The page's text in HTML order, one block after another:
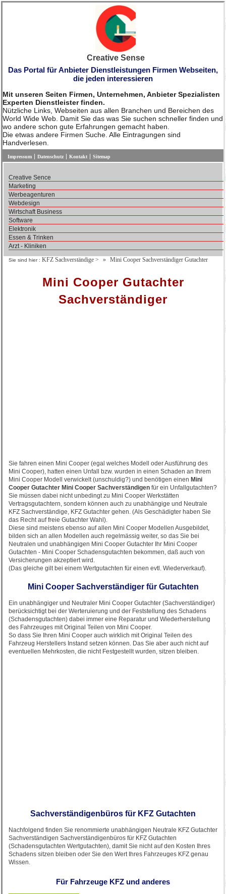
Creative Sense
Das Portal für Anbieter Dienstleistungen Firmen Webseiten,
die jeden interessieren
Mit unseren Seiten Firmen, Unternehmen, Anbieter Spezialisten
Experten Dienstleister finden.
Nützliche Links, Webseiten aus allen Branchen und Bereichen des
World Wide Web. Damit Sie das was Sie suchen schneller finden und
wo andere schon gute Erfahrungen gemacht haben.
Die etwas andere Firmen Suche. Alle Eintragungen sind
Handverlesen.
Impressum Datenschutz Kontakt Sitemap
Creative Sence
Marketing
Werbeagenturen
Webdesign
Wirtschaft Business
Software
Elektronik
Essen & Trinken
Arzt - Kliniken
Sie sind hier : KFZ Sachverständige > Mini Cooper Sachverständiger Gutachter
Mini Cooper Gutachter
Sachverständiger
Sie fahren einen Mini Cooper (egal welches Modell oder Ausführung des
Mini Cooper), hatten einen Unfall bzw. wurden in einen Schaden an Ihrem
Mini Cooper Modell verwickelt (unschuldig?) und benötigen einen Mini
Cooper Gutachter Mini Cooper Sachverständigen für ein Unfallgutachten?
Sie müssen dabei nicht unbedingt zu Mini Cooper Werkstätten
Vertragsgutachtern, sondern können auch zu unabhängige und Neutrale
KFZ Sachverständige, KFZ Gutachter gehen. (Als Geschädigter haben Sie
das Recht auf freie Gutachter Wahl).
Diese sind meistens ebenso auf allen Mini Cooper Modellen Ausgebildet,
bilden sich an allen Modellen auch regelmässig weiter, so das Sie bei
Neutralen und unabhängigen Mini Cooper Gutachter Ihr Mini Cooper
Gutachten - Mini Cooper Schadensgutachten bekommen, daß auch von
Versicherungen akzeptiert wird.
(Das gleiche gilt bei einem Wertgutachten für einen evtl. Wiederverkauf).
Mini Cooper Sachverständiger für Gutachten
Ein unabhängiger und Neutraler Mini Cooper Gutachter (Sachverständiger)
berücksichtigt bei der Werteruierung und der Feststellung des Schadens
(Schadensgutachten) dabei immer eine Reparatur und Wiederherstellung
des Fahrzeuges mit Original Teilen von Mini Cooper.
So dass Sie Ihren Mini Cooper auch wirklich mit Original Teilen des
Fahrzeug Herstellers Instand setzen können. Das Sie aber auch nicht auf
eventuellen Mehrkosten, die nicht Festgestellt wurden, sitzen bleiben.
Sachverständigenbüros für KFZ Gutachten
Nachfolgend finden Sie renommierte unabhängigen Neutrale KFZ Gutachter
Sachverständigen Sachverständigenbüros für KFZ Gutachten
(Schadensgutachten Wertgutachten), damit Sie nicht auf den Kosten Ihres
Schadens sitzen bleiben oder Sie den Wert Ihres Fahrzeuges KFZ genau
Wissen.
Für Fahrzeuge KFZ und anderes